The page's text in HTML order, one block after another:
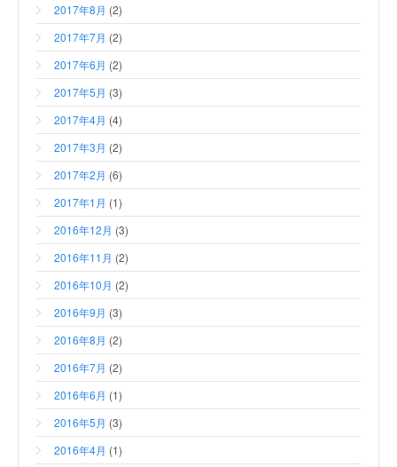
2017年8月 (2)
2017年7月 (2)
2017年6月 (2)
2017年5月 (3)
2017年4月 (4)
2017年3月 (2)
2017年2月 (6)
2017年1月 (1)
2016年12月 (3)
2016年11月 (2)
2016年10月 (2)
2016年9月 (3)
2016年8月 (2)
2016年7月 (2)
2016年6月 (1)
2016年5月 (3)
2016年4月 (1)